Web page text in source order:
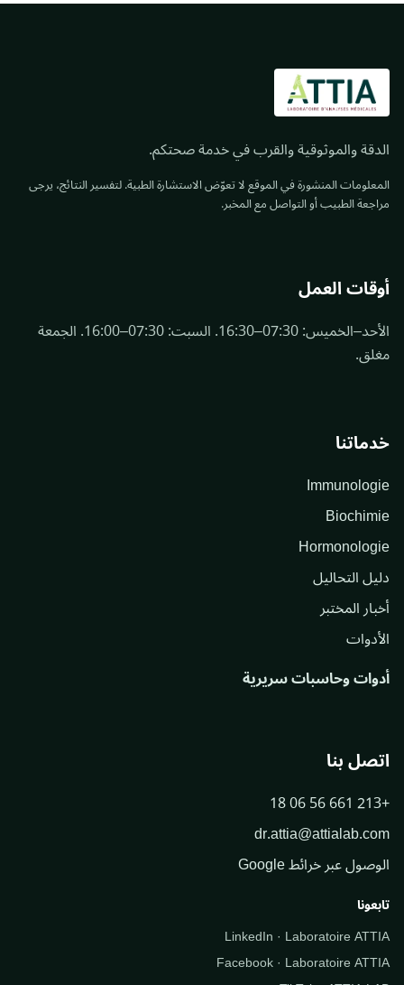
الدقة والموثوقية والقرب في خدمة صحتكم.
المعلومات المنشورة في الموقع لا تعوّض الاستشارة الطبية. لتفسير النتائج، يرجى
مراجعة الطبيب أو التواصل مع المخبر.
أوقات العمل
الأحد–الخميس: 07:30–16:30. السبت: 07:30–16:00. الجمعة
مغلق.
خدماتنا
Immunologie
Biochimie
Hormonologie
دليل التحاليل
أخبار المختبر
الأدوات
أدوات وحاسبات سريرية
اتصل بنا
+213 661 56 06 18
dr.attia@attialab.com
الوصول عبر خرائط Google
تابعونا
LinkedIn · Laboratoire ATTIA
Facebook · Laboratoire ATTIA